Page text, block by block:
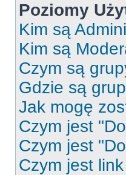
Poziomy
Kim są
Kim są
Czym są
Gdzie są
Jak mogę
Czym jest
Czym jest
Czym jest